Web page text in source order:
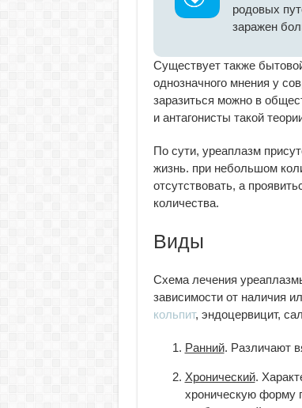
родовых
заражен
Существует также
однозначного мнения у
заразиться можно в
и антагонисты такой
По сути, уреаплазм
жизнь. при небольшом
отсутствовать, а
количества.
Виды
Схема лечения
зависимости от наличия
кольпит, эндоцервицит,
Ранний. Различают
Хронический.
хроническую форму